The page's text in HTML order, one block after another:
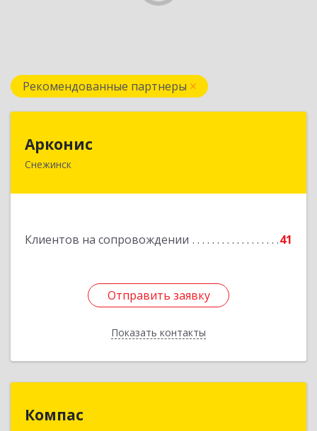
Рекомендованные партнеры
Арконис
Снежинск
Клиентов на сопровождении 41
Отправить заявку
Показать контакты
Отправить заявку
Назад
Компас